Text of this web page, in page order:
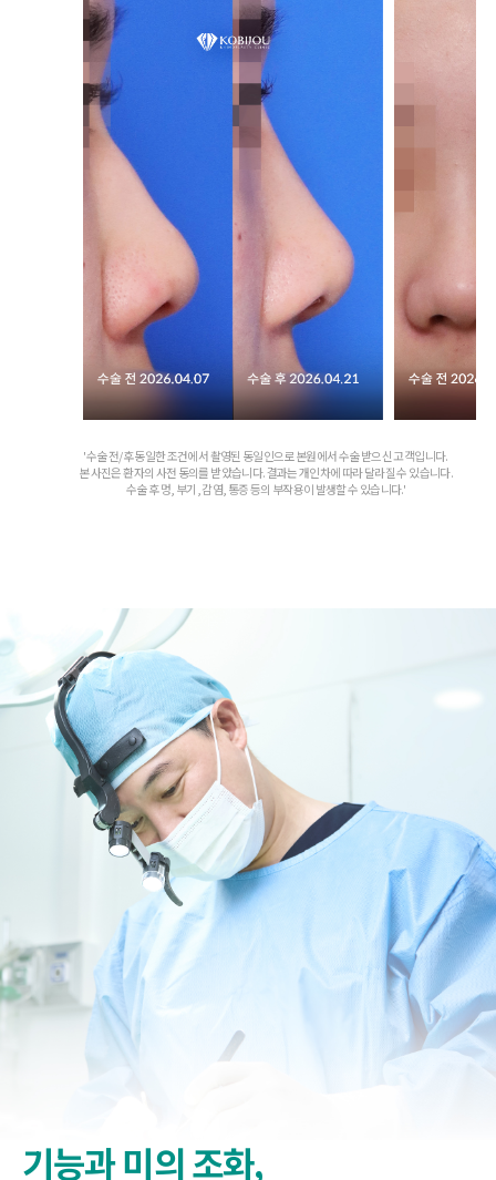
'수술 전/후 동일한 조건에서 촬영된 동일인으로 본원에서 수술 받으신 고객입니다.
본 사진은 환자의 사전 동의를 받았습니다. 결과는 개인차에 따라 달라질 수 있습니다.
수술 후 멍, 부기, 감염, 통증 등의 부작용이 발생할 수 있습니다.'
기능과 미의 조화,